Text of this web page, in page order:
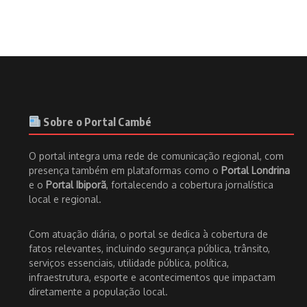
Sobre o Portal Cambé
O portal integra uma rede de comunicação regional, com
presença também em plataformas como o Portal Londrina
e o Portal Ibiporã, fortalecendo a cobertura jornalística
local e regional.
Com atuação diária, o portal se dedica à cobertura de
fatos relevantes, incluindo segurança pública, trânsito,
serviços essenciais, utilidade pública, política,
infraestrutura, esporte e acontecimentos que impactam
diretamente a população local.